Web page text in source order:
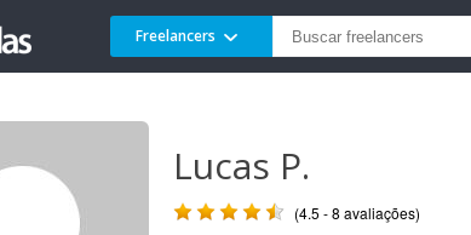
Freelancers
Lucas P.
(4.5 - 8 avaliações)